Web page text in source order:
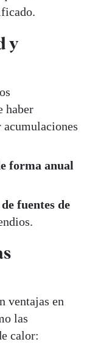
y
haber
forma anual
fuentes de
ventajas en
las
calor: